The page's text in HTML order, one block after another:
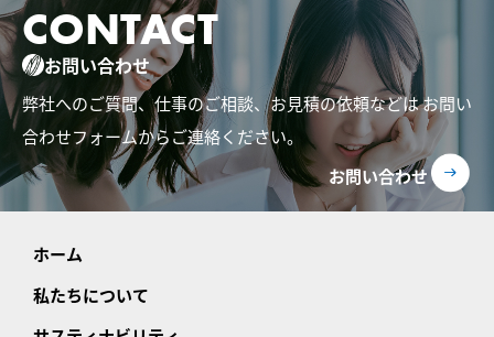
CONTACT
お問い合わせ
弊社へのご質問、仕事のご相談、お見積の依頼などはお問い
合わせフォームからご連絡ください。
お問い合わせ
ホーム
私たちについて